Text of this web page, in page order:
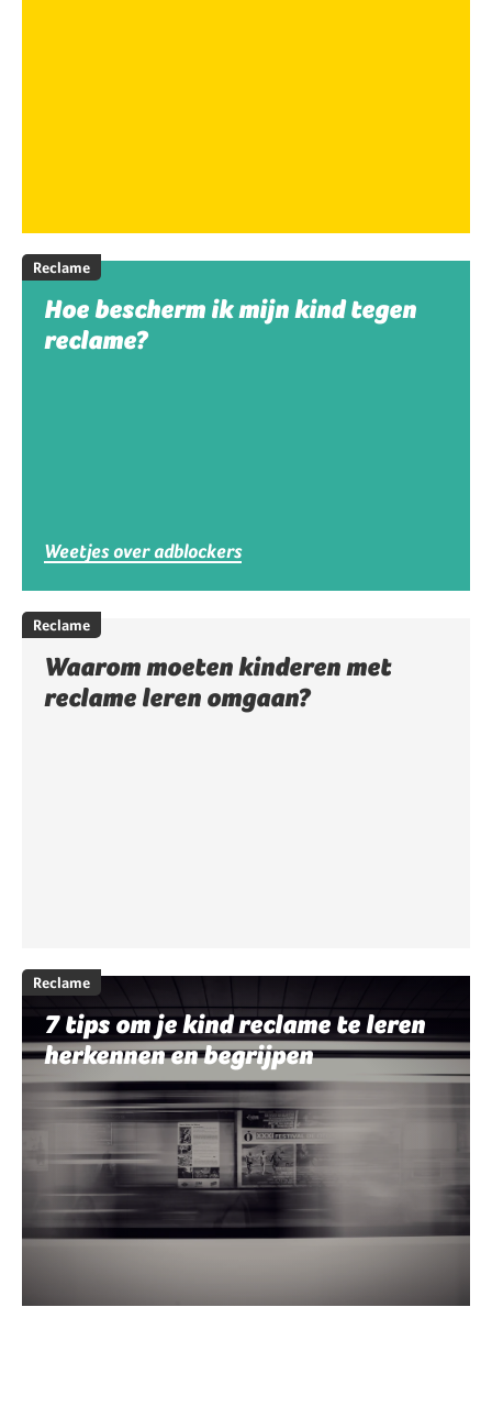
Reclame
Hoe bescherm ik mijn kind tegen
reclame?
Weetjes over adblockers
Reclame
Waarom moeten kinderen met
reclame leren omgaan?
Reclame
7 tips om je kind reclame te leren
herkennen en begrijpen